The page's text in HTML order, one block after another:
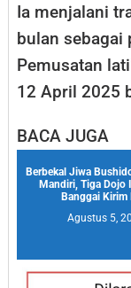
Ia menjalani
bulan sebagai
Pemusatan
12 April 2025
BACA JUGA
Berbekal Jiwa
Mandiri, Tiga Dojo
Banggai Kirim
Agustus 5,